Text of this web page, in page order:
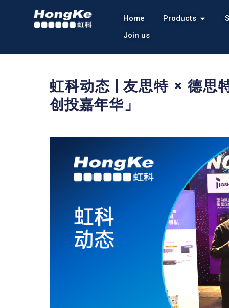
Home Products
Join us
虹科动态 | 友思特 × 德思
创投嘉年华」